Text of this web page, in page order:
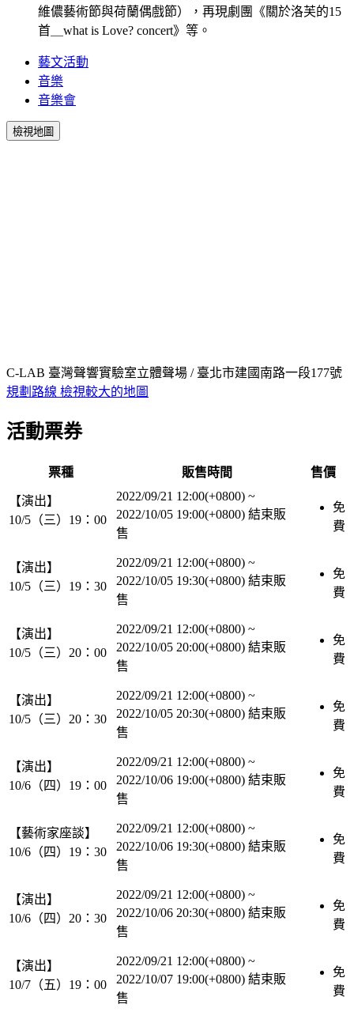
維儂藝術節與荷蘭偶戲節），再現劇團《關於洛芙的15
首＿what is Love? concert》等。
藝文活動
音樂
音樂會
檢視地圖
C-LAB 臺灣聲響實驗室立體聲場 / 臺北市建國南路一段177號
規劃路線 檢視較大的地圖
活動票券
票種 販售時間 售價
【演出】
10/5（三）19：00
2022/09/21 12:00(+0800) ~
2022/10/05 19:00(+0800) 結束販
售
免
費
【演出】
10/5（三）19：30
2022/09/21 12:00(+0800) ~
2022/10/05 19:30(+0800) 結束販
售
免
費
【演出】
10/5（三）20：00
2022/09/21 12:00(+0800) ~
2022/10/05 20:00(+0800) 結束販
售
免
費
【演出】
10/5（三）20：30
2022/09/21 12:00(+0800) ~
2022/10/05 20:30(+0800) 結束販
售
免
費
【演出】
10/6（四）19：00
2022/09/21 12:00(+0800) ~
2022/10/06 19:00(+0800) 結束販
售
免
費
【藝術家座談】
10/6（四）19：30
2022/09/21 12:00(+0800) ~
2022/10/06 19:30(+0800) 結束販
售
免
費
【演出】
10/6（四）20：30
2022/09/21 12:00(+0800) ~
2022/10/06 20:30(+0800) 結束販
售
免
費
【演出】
10/7（五）19：00
2022/09/21 12:00(+0800) ~
2022/10/07 19:00(+0800) 結束販
售
免
費